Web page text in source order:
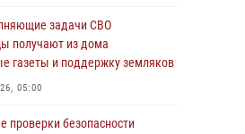
задачи СВО
получают из дома
газеты и поддержку земляков
05:00
проверки безопасности